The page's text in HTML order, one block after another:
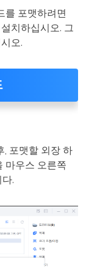
를 포맷하려면
치하십시오. 그
오.
, 포맷할 외장 하
마우스 오른쪽
.